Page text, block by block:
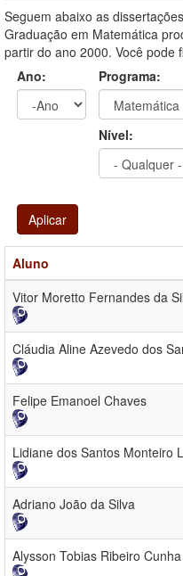
Seguem abaixo as
Graduação em Matemática
partir do ano 2000. Você pode
Ano:
Programa:
Nível:
Aplicar
Aluno
Vitor Moretto Fernandes da
Cláudia Aline Azevedo dos
Felipe Emanoel Chaves
Lidiane dos Santos Monteiro
Adriano João da Silva
Alysson Tobias Ribeiro Cunha